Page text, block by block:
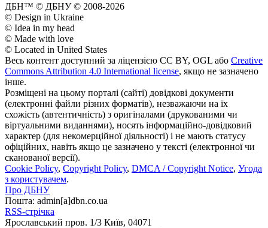
ДБН™ © ДБНУ © 2008-2026
© Design in Ukraine
© Idea in my head
© Made with love
© Located in United States
Весь контент доступний за ліцензією CC BY, OGL або Creative
Commons Attribution 4.0 International license, якщо не зазначено
інше.
Розміщені на цьому порталі (сайті) довідкові документи
(електронні файли різних форматів), незважаючи на їх
схожість (автентичність) з оригіналами (друкованими чи
віртуальними виданнями), носять інформаційно-довідковий
характер (для некомерційної діяльності) і не мають статусу
офіційних, навіть якщо це зазначено у тексті (електронної чи
сканованої версії).
Cookie Policy, Copyright Policy, DMCA / Copyright Notice, Угода
з користувачем.
Про ДБНУ
Пошта: admin[а]dbn.co.ua
RSS-стрічка
Ярославський пров. 1/3 Київ, 04071